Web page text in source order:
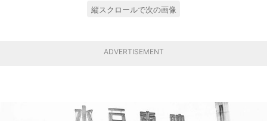
縦スクロールで次の画像
ADVERTISEMENT